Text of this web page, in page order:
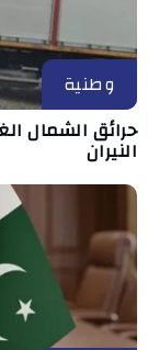
وطنية
حرائق الشمال
النيران